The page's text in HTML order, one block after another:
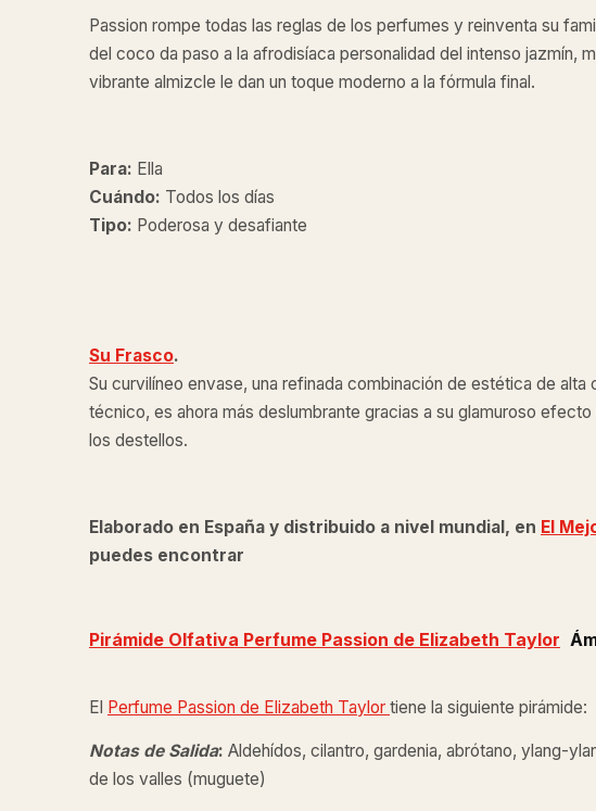
Passion rompe todas las reglas de los perfumes y reinventa su
del coco da paso a la afrodisíaca personalidad del intenso jazmín,
vibrante almizcle le dan un toque moderno a la fórmula final.
Para: Ella
Cuándo: Todos los días
Tipo: Poderosa y desafiante
Su Frasco.
Su curvilíneo envase, una refinada combinación de estética de alta
técnico, es ahora más deslumbrante gracias a su glamuroso
los destellos.
Elaborado en España y distribuido a nivel mundial, en El
puedes encontrar
Pirámide Olfativa Perfume Passion de Elizabeth Taylor
El Perfume Passion de Elizabeth Taylor tiene la siguiente pirámide:
Notas de Salida: Aldehídos, cilantro, gardenia, abrótano, ylang-
de los valles (muguete)